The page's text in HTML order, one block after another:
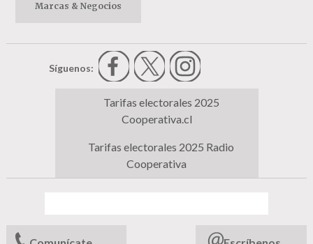
Marcas & Negocios
Síguenos:
Tarifas electorales 2025
Cooperativa.cl
Tarifas electorales 2025 Radio
Cooperativa